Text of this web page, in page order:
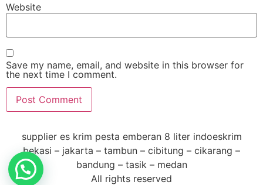
Website
Save my name, email, and website in this browser for
the next time I comment.
supplier es krim pesta emberan 8 liter indoeskrim
bekasi – jakarta – tambun – cibitung – cikarang –
bandung – tasik – medan
All rights reserved